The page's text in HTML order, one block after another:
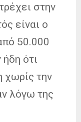
στην
είναι ο
50.000
ότι
χωρίς την
λόγω της